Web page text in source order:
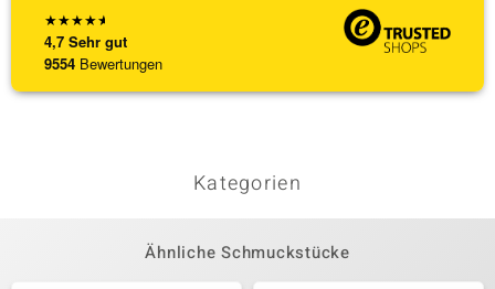
★★★★★
4,7 Sehr gut
9554 Bewertungen
Kategorien
Ähnliche Schmuckstücke